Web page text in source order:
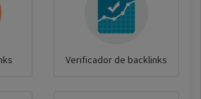
Verificador de backlinks